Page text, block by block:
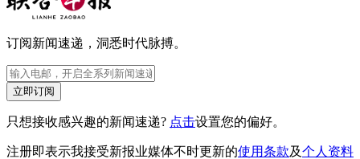
订阅新闻速递，洞悉时代脉搏。
立即订阅
只想接收感兴趣的新闻速递? 点击设置您的偏好。
注册即表示我接受新报业媒体不时更新的使用条款及个人资料